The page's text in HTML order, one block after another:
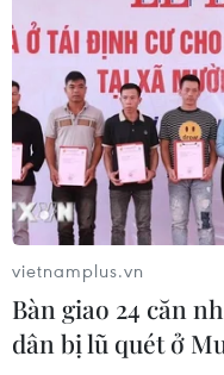
vietnamplus.vn
Bàn giao 24 căn
dân bị lũ quét ở